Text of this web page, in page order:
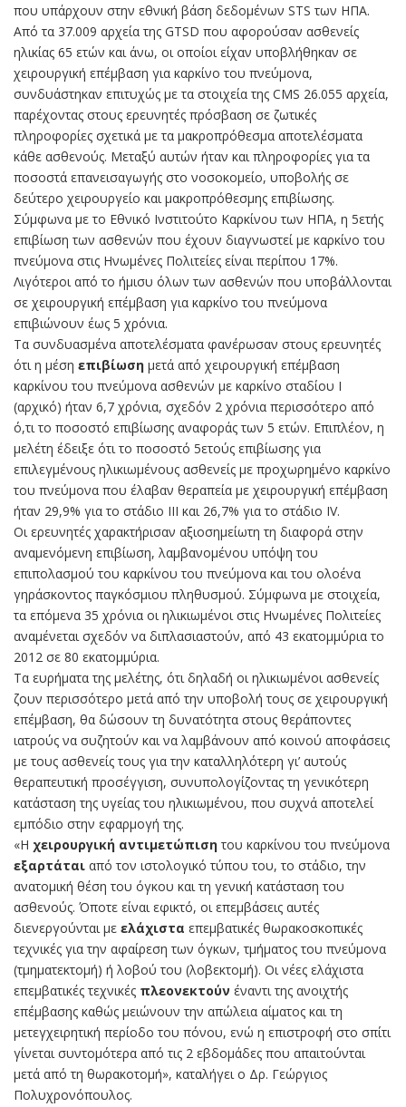
που υπάρχουν στην εθνική βάση δεδομένων STS των ΗΠΑ.
Από τα 37.009 αρχεία της GTSD που αφορούσαν ασθενείς
ηλικίας 65 ετών και άνω, οι οποίοι είχαν υποβλήθηκαν σε
χειρουργική επέμβαση για καρκίνο του πνεύμονα,
συνδυάστηκαν επιτυχώς με τα στοιχεία της CMS 26.055 αρχεία,
παρέχοντας στους ερευνητές πρόσβαση σε ζωτικές
πληροφορίες σχετικά με τα μακροπρόθεσμα αποτελέσματα
κάθε ασθενούς. Μεταξύ αυτών ήταν και πληροφορίες για τα
ποσοστά επανεισαγωγής στο νοσοκομείο, υποβολής σε
δεύτερο χειρουργείο και μακροπρόθεσμης επιβίωσης.
Σύμφωνα με το Εθνικό Ινστιτούτο Καρκίνου των ΗΠΑ, η 5ετής
επιβίωση των ασθενών που έχουν διαγνωστεί με καρκίνο του
πνεύμονα στις Ηνωμένες Πολιτείες είναι περίπου 17%.
Λιγότεροι από το ήμισυ όλων των ασθενών που υποβάλλονται
σε χειρουργική επέμβαση για καρκίνο του πνεύμονα
επιβιώνουν έως 5 χρόνια.
Τα συνδυασμένα αποτελέσματα φανέρωσαν στους ερευνητές
ότι η μέση επιβίωση μετά από χειρουργική επέμβαση
καρκίνου του πνεύμονα ασθενών με καρκίνο σταδίου Ι
(αρχικό) ήταν 6,7 χρόνια, σχεδόν 2 χρόνια περισσότερο από
ό,τι το ποσοστό επιβίωσης αναφοράς των 5 ετών. Επιπλέον, η
μελέτη έδειξε ότι το ποσοστό 5ετούς επιβίωσης για
επιλεγμένους ηλικιωμένους ασθενείς με προχωρημένο καρκίνο
του πνεύμονα που έλαβαν θεραπεία με χειρουργική επέμβαση
ήταν 29,9% για το στάδιο ΙΙΙ και 26,7% για το στάδιο IV.
Οι ερευνητές χαρακτήρισαν αξιοσημείωτη τη διαφορά στην
αναμενόμενη επιβίωση, λαμβανομένου υπόψη του
επιπολασμού του καρκίνου του πνεύμονα και του ολοένα
γηράσκοντος παγκόσμιου πληθυσμού. Σύμφωνα με στοιχεία,
τα επόμενα 35 χρόνια οι ηλικιωμένοι στις Ηνωμένες Πολιτείες
αναμένεται σχεδόν να διπλασιαστούν, από 43 εκατομμύρια το
2012 σε 80 εκατομμύρια.
Τα ευρήματα της μελέτης, ότι δηλαδή οι ηλικιωμένοι ασθενείς
ζουν περισσότερο μετά από την υποβολή τους σε χειρουργική
επέμβαση, θα δώσουν τη δυνατότητα στους θεράποντες
ιατρούς να συζητούν και να λαμβάνουν από κοινού αποφάσεις
με τους ασθενείς τους για την καταλληλότερη γι’ αυτούς
θεραπευτική προσέγγιση, συνυπολογίζοντας τη γενικότερη
κατάσταση της υγείας του ηλικιωμένου, που συχνά αποτελεί
εμπόδιο στην εφαρμογή της.
«Η χειρουργική αντιμετώπιση του καρκίνου του πνεύμονα
εξαρτάται από τον ιστολογικό τύπου του, το στάδιο, την
ανατομική θέση του όγκου και τη γενική κατάσταση του
ασθενούς. Όποτε είναι εφικτό, οι επεμβάσεις αυτές
διενεργούνται με ελάχιστα επεμβατικές θωρακοσκοπικές
τεχνικές για την αφαίρεση των όγκων, τμήματος του πνεύμονα
(τμηματεκτομή) ή λοβού του (λοβεκτομή). Οι νέες ελάχιστα
επεμβατικές τεχνικές πλεονεκτούν έναντι της ανοιχτής
επέμβασης καθώς μειώνουν την απώλεια αίματος και τη
μετεγχειρητική περίοδο του πόνου, ενώ η επιστροφή στο σπίτι
γίνεται συντομότερα από τις 2 εβδομάδες που απαιτούνται
μετά από τη θωρακοτομή», καταλήγει ο Δρ. Γεώργιος
Πολυχρονόπουλος.